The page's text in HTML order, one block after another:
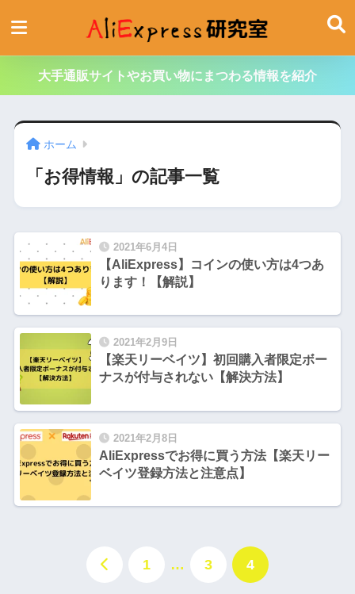
大手通販サイトやお買い物にまつわる情報を紹介
ホーム
「お得情報」の記事一覧
2021年6月4日
【AliExpress】コインの使い方は4つあ
ります！【解説】
2021年2月9日
【楽天リーベイツ】初回購入者限定ボー
ナスが付与されない【解決方法】
2021年2月8日
AliExpressでお得に買う方法【楽天リー
ベイツ登録方法と注意点】
1 … 3 4